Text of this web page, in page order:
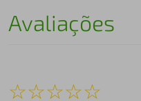
Avaliações
☆☆☆☆☆